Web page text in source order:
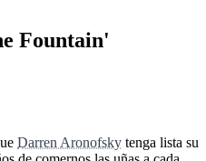
Fountain'
Darren Aronofsky tenga lista su